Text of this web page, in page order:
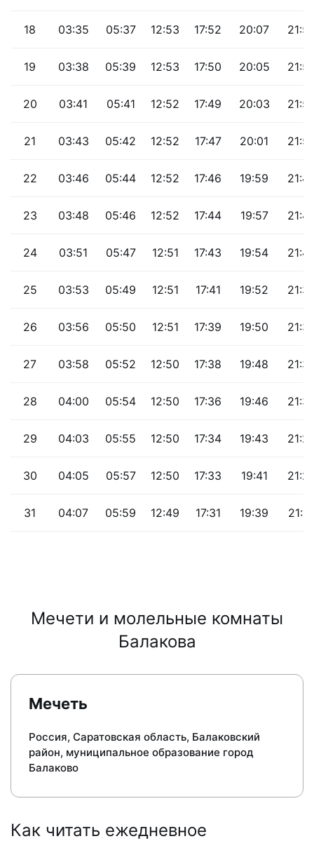
18 03:35 05:37 12:53 17:52 20:07
19 03:38 05:39 12:53 17:50 20:05
20 03:41 05:41 12:52 17:49 20:03
21 03:43 05:42 12:52 17:47 20:01
22 03:46 05:44 12:52 17:46 19:59
23 03:48 05:46 12:52 17:44 19:57
24 03:51 05:47 12:51 17:43 19:54
25 03:53 05:49 12:51 17:41 19:52
26 03:56 05:50 12:51 17:39 19:50
27 03:58 05:52 12:50 17:38 19:48
28 04:00 05:54 12:50 17:36 19:46
29 04:03 05:55 12:50 17:34 19:43
30 04:05 05:57 12:50 17:33 19:41
31 04:07 05:59 12:49 17:31 19:39 21:21
Мечети и молельные комнаты
Балакова
Мечеть
Россия, Саратовская область, Балаковский
район, муниципальное образование город
Балаково
Как читать ежедневное